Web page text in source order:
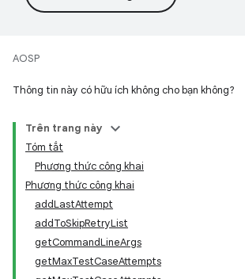
AOSP
Thông tin này có hữu ích không cho bạn không?
Trên trang này
Tóm tắt
Phương thức công khai
Phương thức công khai
addLastAttempt
addToSkipRetryList
getCommandLineArgs
getMaxTestCaseAttempts